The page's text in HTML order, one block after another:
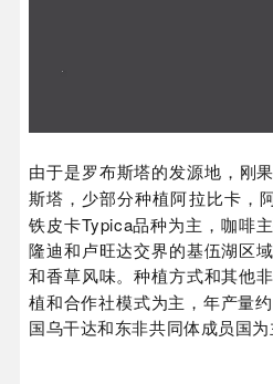
由于是罗布斯塔的发源地，刚
斯塔，少部分种植阿拉比卡，
铁皮卡Typica品种为主，咖啡
隆迪和卢旺达交界的基伍湖区
和香草风味。种植方式和其他
植和合作社模式为主，年产量约
国乌干达和东非共同体成员国为